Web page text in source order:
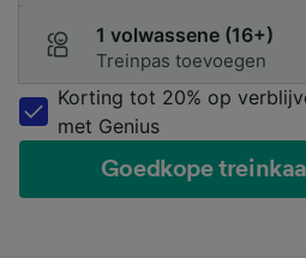
1 volwassene (16+)
Treinpas toevoegen
Korting tot 20% op
met Genius
Goedkope